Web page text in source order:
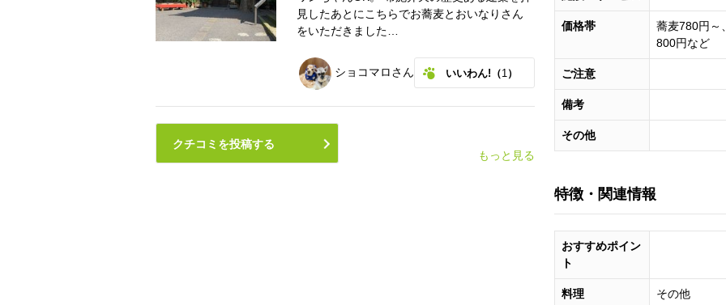
見したあとにこちらでお蕎麦とおいなりさん
をいただきました…
いいわん!（1 ）
ショコマロさん
もっと見る
クチコミを投稿する
価格帯
蕎麦780円～
800円など
ご注意
備考
その他
特徴・関連情報
おすすめポイン
ト
料理 その他